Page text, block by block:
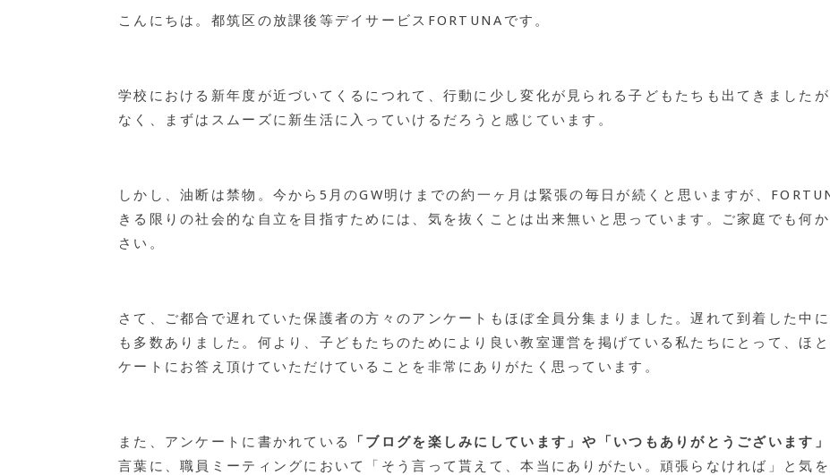
こんにちは。都筑区の放課後等デイサービスFORTUNAです。
学校における新年度が近づいてくるにつれて、行動に少し変化が見られる子どもたちも出てきました
なく、まずはスムーズに新生活に入っていけるだろうと感じています。
しかし、油断は禁物。今から5月のGW明けまでの約一ヶ月は緊張の毎日が続くと思いますが、
きる限りの社会的な自立を目指すためには、気を抜くことは出来無いと思っています。ご家庭でも何
さい。
さて、ご都合で遅れていた保護者の方々のアンケートもほぼ全員分集まりました。遅れて到着した中
も多数ありました。何より、子どもたちのためにより良い教室運営を掲げている私たちにとって、ほ
ケートにお答え頂けていただけていることを非常にありがたく思っています。
また、アンケートに書かれている 「ブログを楽しみにしています」や「いつもありがとうございます」
言葉に、職員ミーティングにおいて「そう言って貰えて、本当にありがたい。頑張らなければ」と気を